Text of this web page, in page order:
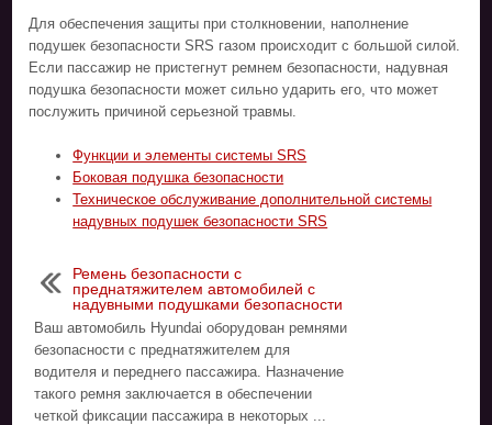
Для обеспечения защиты при столкновении, наполнение
подушек безопасности SRS газом происходит с большой силой.
Если пассажир не пристегнут ремнем безопасности, надувная
подушка безопасности может сильно ударить его, что может
послужить причиной серьезной травмы.
Функции и элементы системы SRS
Боковая подушка безопасности
Техническое обслуживание дополнительной системы
надувных подушек безопасности SRS
Ремень безопасности с
преднатяжителем автомобилей с
надувными подушками безопасности
Ваш автомобиль Hyundai оборудован ремнями
безопасности с преднатяжителем для
водителя и переднего пассажира. Назначение
такого ремня заключается в обеспечении
четкой фиксации пассажира в некоторых ...